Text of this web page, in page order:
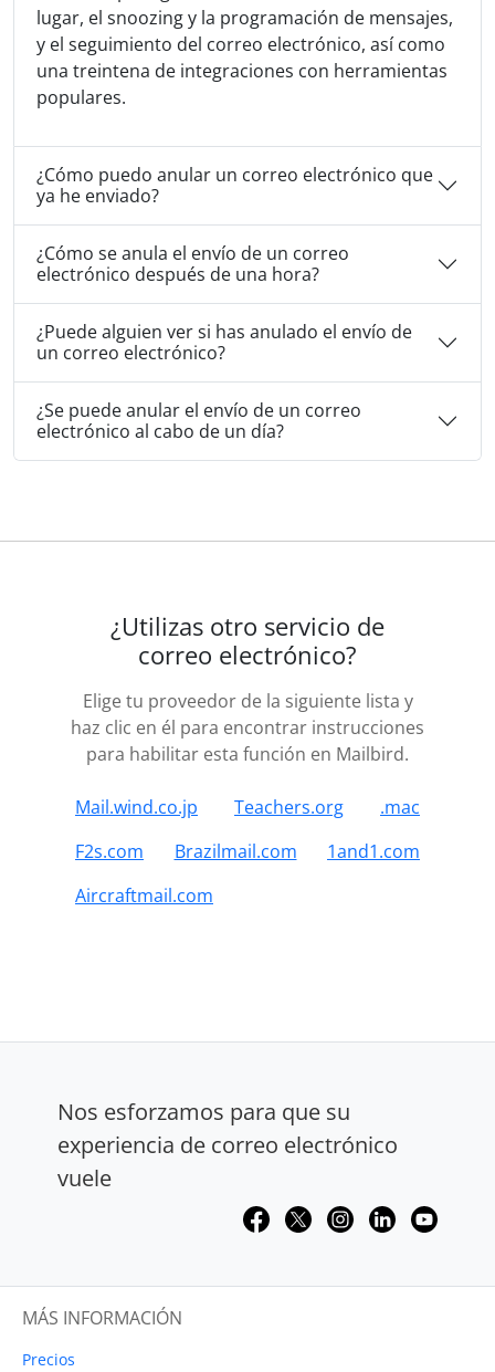
lugar, el snoozing y la programación de mensajes,
y el seguimiento del correo electrónico, así como
una treintena de integraciones con herramientas
populares.
¿Cómo puedo anular un correo electrónico que
ya he enviado?
¿Cómo se anula el envío de un correo
electrónico después de una hora?
¿Puede alguien ver si has anulado el envío de
un correo electrónico?
¿Se puede anular el envío de un correo
electrónico al cabo de un día?
¿Utilizas otro servicio de
correo electrónico?
Elige tu proveedor de la siguiente lista y
haz clic en él para encontrar instrucciones
para habilitar esta función en Mailbird.
Mail.wind.co.jp Teachers.org
.mac
F2s.com
Brazilmail.com
1and1.com
Aircraftmail.com
Nos esforzamos para que su
experiencia de correo electrónico
vuele
MÁS INFORMACIÓN
Precios